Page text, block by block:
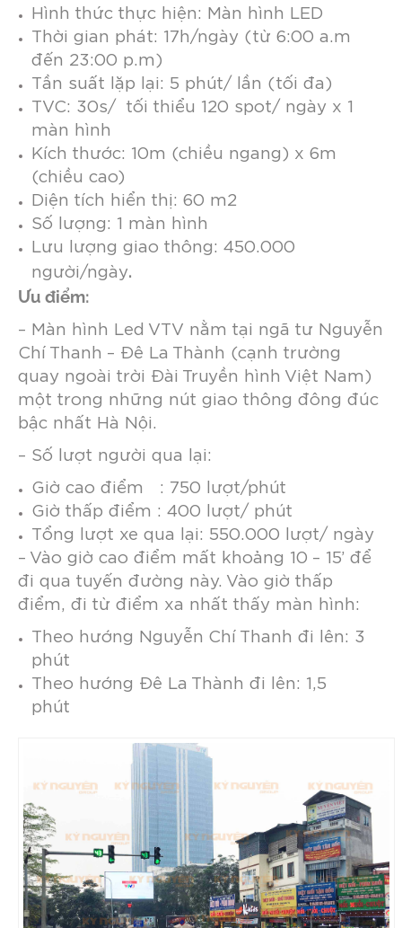
Hình thức thực hiện: Màn hình LED
Thời gian phát: 17h/ngày (từ 6:00 a.m
đến 23:00 p.m)
Tần suất lặp lại: 5 phút/ lần (tối đa)
TVC: 30s/ tối thiểu 120 spot/ ngày x 1
màn hình
Kích thước: 10m (chiều ngang) x 6m
(chiều cao)
Diện tích hiển thị: 60 m2
Số lượng: 1 màn hình
Lưu lượng giao thông: 450.000
người/ngày.
Ưu điểm:
– Màn hình Led VTV nằm tại ngã tư Nguyễn
Chí Thanh – Đê La Thành (cạnh trường
quay ngoài trời Đài Truyền hình Việt Nam)
một trong những nút giao thông đông đúc
bậc nhất Hà Nội.
– Số lượt người qua lại:
Giờ cao điểm : 750 lượt/phút
Giờ thấp điểm : 400 lượt/ phút
Tổng lượt xe qua lại: 550.000 lượt/ ngày
– Vào giờ cao điểm mất khoảng 10 – 15’ để
đi qua tuyến đường này. Vào giờ thấp
điểm, đi từ điểm xa nhất thấy màn hình:
Theo hướng Nguyễn Chí Thanh đi lên: 3
phút
Theo hướng Đê La Thành đi lên: 1,5
phút